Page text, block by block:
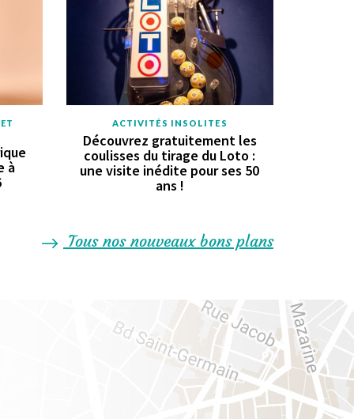
à
ACTIVITÉS INSOLITES
Découvrez gratuitement les
coulisses du tirage du Loto :
une visite inédite pour ses 50
ans !
Tous nos nouveaux bons plans